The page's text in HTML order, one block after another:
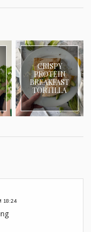
CRISPY
PROTEIN
BREAKFAST
TORTILLA
18:24